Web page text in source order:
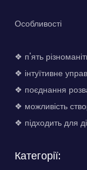
Особливості
❖ п'ять
❖ інтуїтивне
❖ поєднання
❖ можливість
❖ підходить для
Категорії: